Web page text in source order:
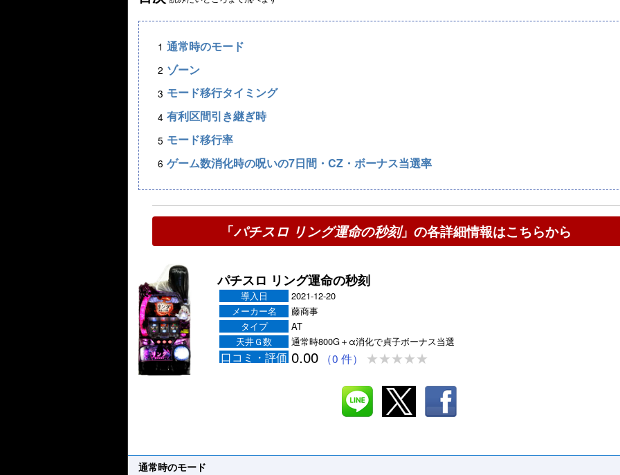
通常時のモード
ゾーン
モード移行タイミング
有利区間引き継ぎ時
モード移行率
ゲーム数消化時の呪いの7日間・CZ・ボーナス当選率
「パチスロ リング運命の秒刻」の各詳細情報はこちらから
パチスロ リング運命の秒刻
導入日
2021-12-20
メーカー名
藤商事
タイプ
AT
天井Ｇ数
通常時800G＋α消化で貞子ボーナス当選
口コミ・評価 0.00 （0 件）
通常時のモード